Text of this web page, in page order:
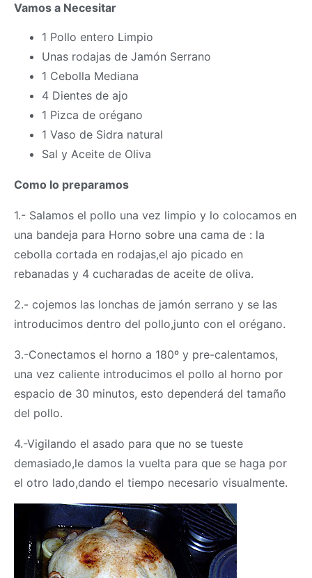
Vamos a Necesitar
1 Pollo entero Limpio
Unas rodajas de Jamón Serrano
1 Cebolla Mediana
4 Dientes de ajo
1 Pizca de orégano
1 Vaso de Sidra natural
Sal y Aceite de Oliva
Como lo preparamos
1.- Salamos el pollo una vez limpio y lo colocamos en
una bandeja para Horno sobre una cama de : la
cebolla cortada en rodajas,el ajo picado en
rebanadas y 4 cucharadas de aceite de oliva.
2.- cojemos las lonchas de jamón serrano y se las
introducimos dentro del pollo,junto con el orégano.
3.-Conectamos el horno a 180º y pre-calentamos,
una vez caliente introducimos el pollo al horno por
espacio de 30 minutos, esto dependerá del tamaño
del pollo.
4.-Vigilando el asado para que no se tueste
demasiado,le damos la vuelta para que se haga por
el otro lado,dando el tiempo necesario visualmente.